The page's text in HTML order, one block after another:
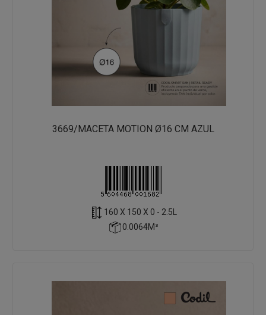
3669/MACETA MOTION Ø16 CM AZUL
160 X 150 X 0 - 2.5L
0.0064M³